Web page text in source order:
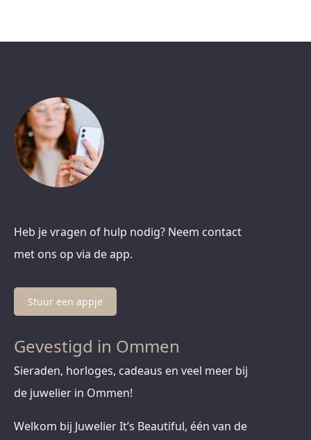
Heb je vragen of hulp nodig? Neem contact
met ons op via de app.
Stuur een appje
Gevestigd in Ommen
Sieraden, horloges, cadeaus en veel meer bij
de juwelier in Ommen!
Welkom bij Juwelier It’s Beautiful, één van de